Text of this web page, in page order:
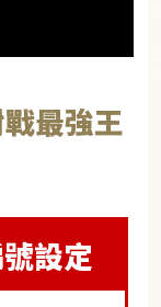
最強王
設定